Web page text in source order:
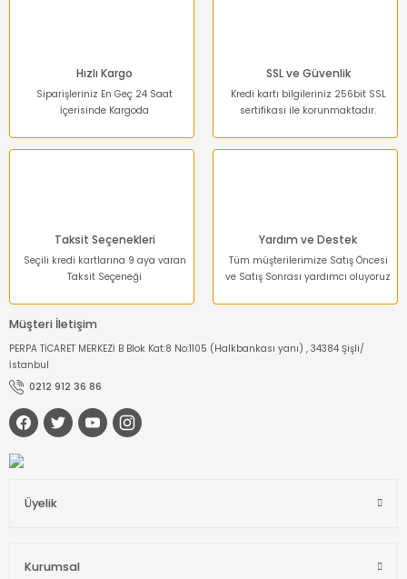
Hızlı Kargo
Siparişleriniz En Geç 24 Saat
İçerisinde Kargoda
SSL ve Güvenlik
Kredi kartı bilgileriniz 256bit SSL
sertifikası ile korunmaktadır.
Taksit Seçenekleri
Seçili kredi kartlarına 9 aya varan
Taksit Seçeneği
Yardım ve Destek
Tüm müşterilerimize Satış Öncesi
ve Satış Sonrası yardımcı oluyoruz
Müşteri İletişim
PERPA TİCARET MERKEZİ B Blok Kat:8 No:1105 (Halkbankası yanı) , 34384 Şişli/
İstanbul
0212 912 36 86
Üyelik
Kurumsal